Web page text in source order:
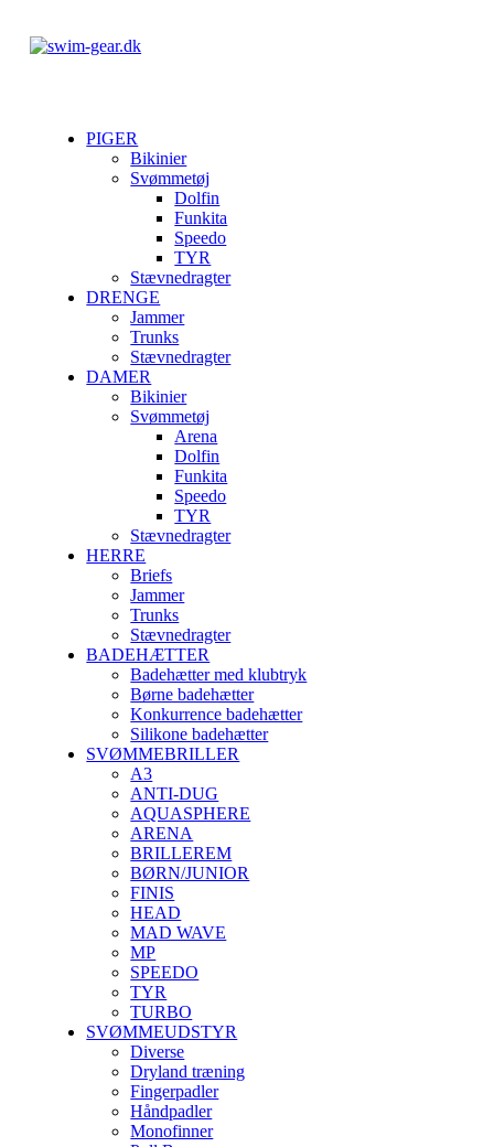
PIGER
Bikinier
Svømmetøj
Dolfin
Funkita
Speedo
TYR
Stævnedragter
DRENGE
Jammer
Trunks
Stævnedragter
DAMER
Bikinier
Svømmetøj
Arena
Dolfin
Funkita
Speedo
TYR
Stævnedragter
HERRE
Briefs
Jammer
Trunks
Stævnedragter
BADEHÆTTER
Badehætter med klubtryk
Børne badehætter
Konkurrence badehætter
Silikone badehætter
SVØMMEBRILLER
A3
ANTI-DUG
AQUASPHERE
ARENA
BRILLEREM
BØRN/JUNIOR
FINIS
HEAD
MAD WAVE
MP
SPEEDO
TYR
TURBO
SVØMMEUDSTYR
Diverse
Dryland træning
Fingerpadler
Håndpadler
Monofinner